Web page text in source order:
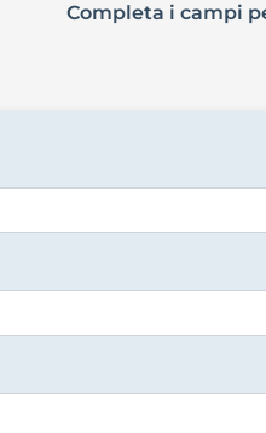
Completa i campi